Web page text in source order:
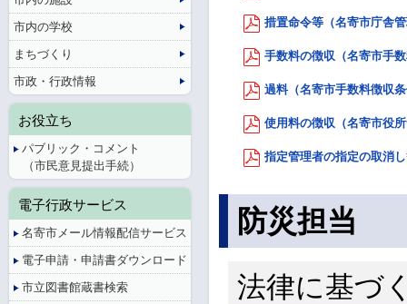
措置命令等（名寄市庁舎
手数料の徴収（名寄市手
過料（名寄市手数料徴収
使用料の徴収（名寄市役
指定管理者の指定の取消
防災担当
法律に基づ
市内の学校
まちづくり
市政・行政情報
お役立ち
パブリック・コメント
（市民意見提出手続）
電子行政サービス
名寄市メール情報配信サービス
電子申請・申請書ダウンロード
市立図書館蔵書検索